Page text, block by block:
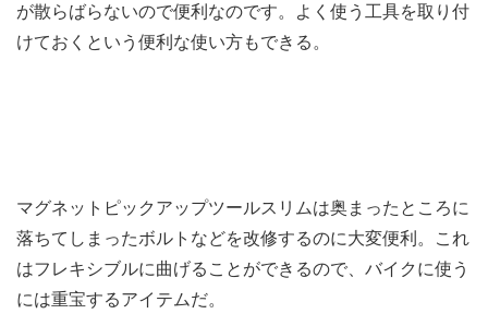
が散らばらないので便利なのです。よく使う工具を取り付
けておくという便利な使い方もできる。
マグネットピックアップツールスリムは奥まったところに
落ちてしまったボルトなどを改修するのに大変便利。これ
はフレキシブルに曲げることができるので、バイクに使う
には重宝するアイテムだ。